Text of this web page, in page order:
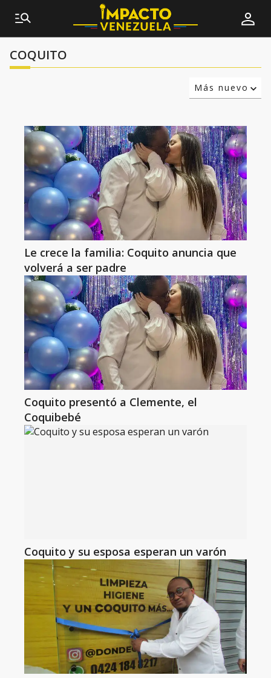
COQUITO
Más nuevo
Le crece la familia: Coquito anuncia que
volverá a ser padre
Coquito presentó a Clemente, el
Coquibebé
Coquito y su esposa esperan un varón